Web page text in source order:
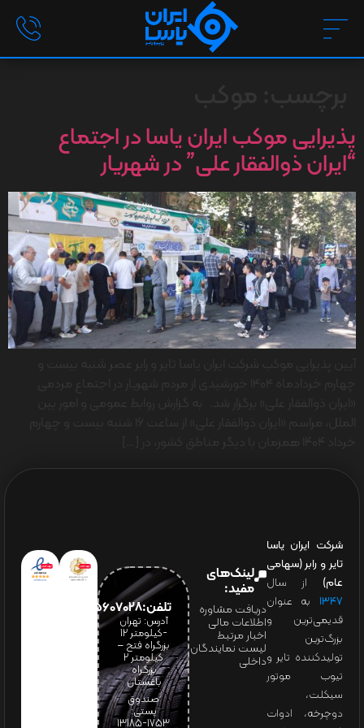
پذیرایی موکب ایران یاسا در اجتماع
“ایران ذوالفقار علی” در شهریار
شرکت ایران یاسا
تایر و رابر (سهامی
عام) از سال
۱۳۴۷ به عنوان
قدیمی‌ترین و
بزرگ‌ترین
تولیدکننده تایر و
تیوب موتور
سیکلت،
دوچرخه، ادوات
لینک‌های
مفید:
دریافت مشاوره
اطلاعات مالی
اخبار مرتبط
لیست نمایندگان
داخلی
تلفن:65607028(021)
آدرس: تهران
-کیلومتر 12
بزرگراه فتح –
کیلومتر ۲
بزرگراه
باغستان
صندوق
پستی:
1753-13185